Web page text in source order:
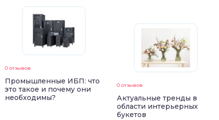
0 отзывов
Промышленные ИБП: что
это такое и почему они
необходимы?
0 отзывов
Актуальные тренды в
области интерьерных
букетов